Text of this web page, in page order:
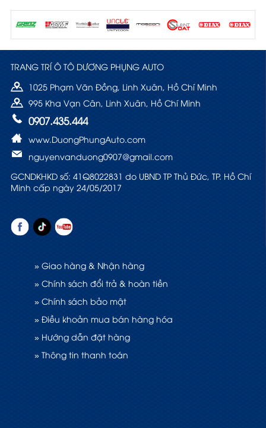
TRANG TRÍ Ô TÔ DƯƠNG PHỤNG AUTO
1025 Phạm Văn Đồng, Linh Xuân, Hồ Chí Minh
995 Kha Vạn Cân, Linh Xuân, Hồ Chí Minh
0907.435.444
www.DuongPhungAuto.com
nguyenvanduong0907@gmail.com
GCNDKHKD số: 41Q8022831 do UBND TP Thủ Đức, TP. Hồ Chí
Minh cấp ngày 24/05/2017
» Giao hàng & Nhận hàng
» Chính sách đổi trả & hoàn tiền
» Chính sách bảo mật
» Điều khoản mua bán hàng hóa
» Hướng dẫn đặt hàng
» Thông tin thanh toán